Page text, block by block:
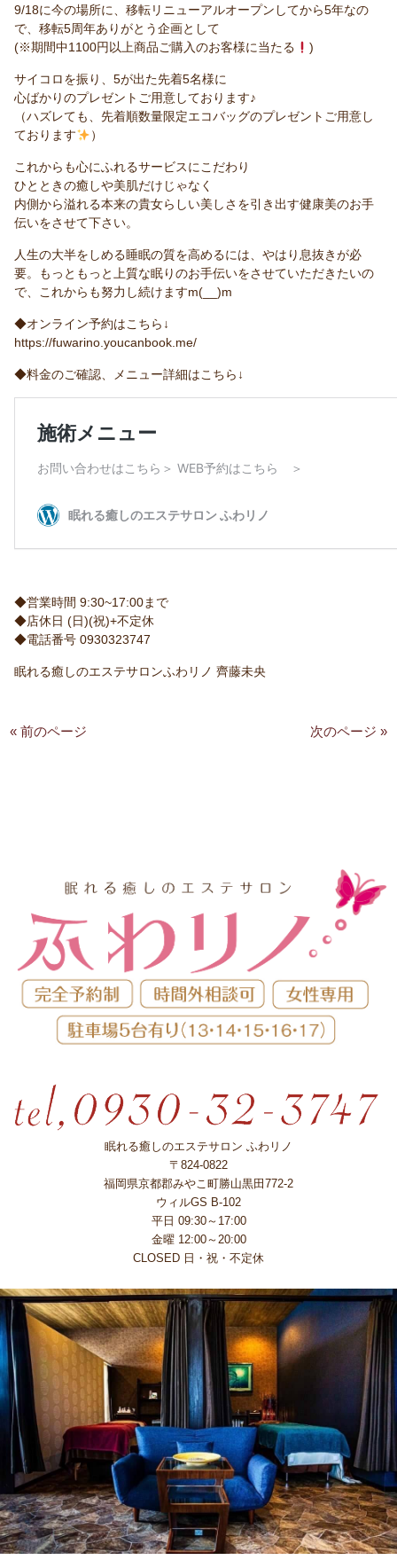
9/18に今の場所に、移転リニューアルオープンしてから5年なの
で、移転5周年ありがとう企画として
(※期間中1100円以上商品ご購入のお客様に当たる
)
サイコロを振り、5が出た先着5名様に
心ばかりのプレゼントご用意しております♪
（ハズレても、先着順数量限定エコバッグのプレゼントご用意し
ております
）
これからも心にふれるサービスにこだわり
ひとときの癒しや美肌だけじゃなく
内側から溢れる本来の貴女らしい美しさを引き出す健康美のお手
伝いをさせて下さい。
人生の大半をしめる睡眠の質を高めるには、やはり息抜きが必
要。もっともっと上質な眠りのお手伝いをさせていただきたいの
で、これからも努力し続けますm(__)m
◆オンライン予約はこちら↓
https://fuwarino.youcanbook.me/
◆料金のご確認、メニュー詳細はこちら↓
◆営業時間 9:30~17:00まで
◆店休日 (日)(祝)+不定休
◆電話番号 0930323747
眠れる癒しのエステサロンふわリノ 齊藤未央
« 前のページ 次のページ »
眠れる癒しのエステサロン ふわリノ
〒824-0822
福岡県京都郡みやこ町勝山黒田772-2
ウィルGS B-102
平日 09:30～17:00
金曜 12:00～20:00
CLOSED 日・祝・不定休